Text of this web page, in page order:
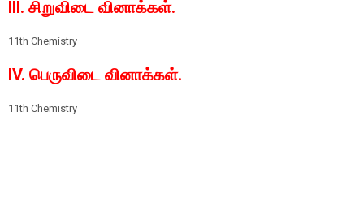
III. சிறுவிடை வினாக்கள்.
11th Chemistry
IV. பெருவிடை வினாக்கள்.
11th Chemistry